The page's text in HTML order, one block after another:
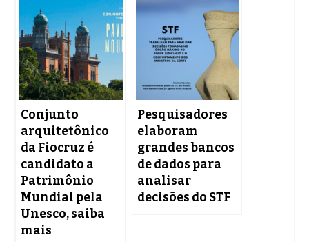
Conjunto
arquitetônico
da Fiocruz é
candidato a
Patrimônio
Mundial pela
Unesco, saiba
mais
Pesquisadores
elaboram
grandes bancos
de dados para
analisar
decisões do STF